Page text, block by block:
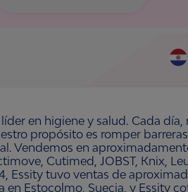
en higiene y salud. Cada
propósito es romper
Vendemos en
Cutimed, JOBST, Knix,
Essity tuvo ventas de
Estocolmo, Suecia, y Essity